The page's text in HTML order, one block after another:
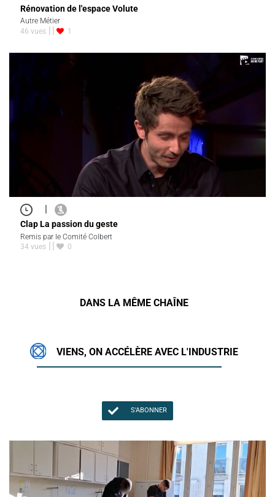
Rénovation de l'espace Volute
Autre Métier
46 vues
1
|
Clap La passion du geste
Remis par le Comité Colbert
34 vues
0
DANS LA MÊME CHAÎNE
VIENS, ON ACCÉLÈRE AVEC L'INDUSTRIE
S'ABONNER